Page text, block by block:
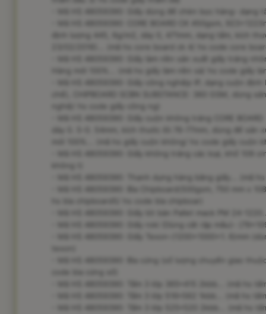
- Mã HS 48059390: Giấy dùng để chèn bọc hàng-
- Mã HS 48059390: CORE BOARD CK 450gsm,
định lượng 445, 6g/m2, dày 0, 471mm, dạng tấm, kích
23/02/2016)... (mã hs core board ck 4/ hs code core
- Mã HS 48059390: Giấy làm nền sản xuất giấy tráng
Hàng mới 100%... (mã hs giấy làm nền sả/ hs code giấy
- Mã HS 48059390: Giấy công nghiệp IP, dạng cuộn
chế), CHIPBOARD SCBN SUBSTANCE: 360 GSM, dùng
dày 0. 5-0. 54mm, kích thước lõi 76-77mm, dùng để sản
mới 100%... (mã hs giấy cuộn không/ hs code giấy cuộn
- Mã HS 48059390: Giấy không tráng các loại, khổ 109
- Mã HS 48059390: Bìa Chipboard(500gsm, 750 mm x
- Mã HS 48059390: Giấy lót bàn Pallet mack PM 24-
- Mã HS 48059390: Giấy roki (Dùng cắt rập mẫu)-
- Mã HS 48059390: Giấy Texon-(1200x1000x1. 6)mm
- Mã HS 48059390: Bìa cứng (số lượng chuyển giao
- Mã HS 48059390: Tấm 3 lớp 365*415 2kbb... (mã hs
- Mã HS 48059390: Tấm 3 lớp 516*562 1kbb... (mã hs
- Mã HS 48059390: Tấm 3 lớp 525*520 2kbb... (mã hs